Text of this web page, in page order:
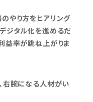
やり方をヒアリング
ジタル化を進めるだ
益率が跳ね上がりま
右腕になる人材がい